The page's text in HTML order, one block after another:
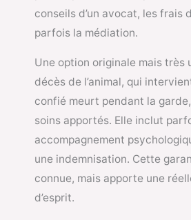
conseils d’un avocat, les frais
parfois la médiation.
Une option originale mais très
décès de l’animal, qui
confié meurt pendant la
soins apportés. Elle inclut
accompagnement
une indemnisation. Cette
connue, mais apporte une
d’esprit.